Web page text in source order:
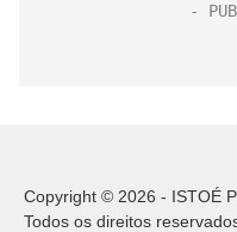
Copyright © 2026 - ISTOÉ
Todos os direitos